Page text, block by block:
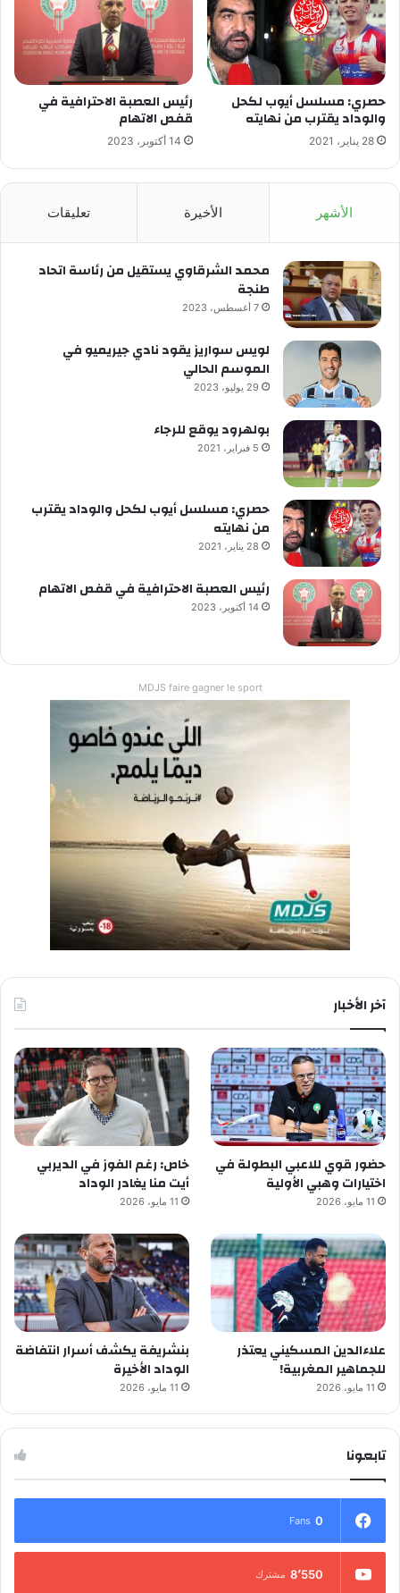
حصري: مسلسل أيوب لكحل
والوداد يقترب من نهايته
28 يناير، 2021
رئيس العصبة الاحترافية في
قفص الاتهام
14 أكتوبر، 2023
الأشهر الأخيرة تعليقات
محمد الشرقاوي يستقيل من رئاسة اتحاد
طنجة
7 أغسطس، 2023
لويس سواريز يقود نادي جيريميو في
الموسم الحالي
29 يوليو، 2023
بولهرود يوقع للرجاء
5 فبراير، 2021
حصري: مسلسل أيوب لكحل والوداد يقترب
من نهايته
28 يناير، 2021
رئيس العصبة الاحترافية في قفص الاتهام
14 أكتوبر، 2023
MDJS faire gagner le sport
آخر الأخبار
حضور قوي للاعبي البطولة في
اختيارات وهبي الأولية
11 مايو، 2026
خاص: رغم الفوز في الديربي
أيت منا يغادر الوداد
11 مايو، 2026
علاءالدين المسكيني يعتذر
للجماهير المغربية!
11 مايو، 2026
بنشريفة يكشف أسرار انتفاضة
الوداد الأخيرة
11 مايو، 2026
تابعونا
0
Fans
8٬550 مشترك